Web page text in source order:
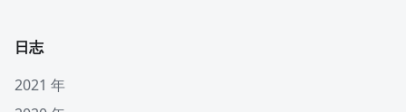
日志
2021 年